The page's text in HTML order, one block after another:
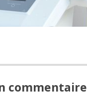
commentaire